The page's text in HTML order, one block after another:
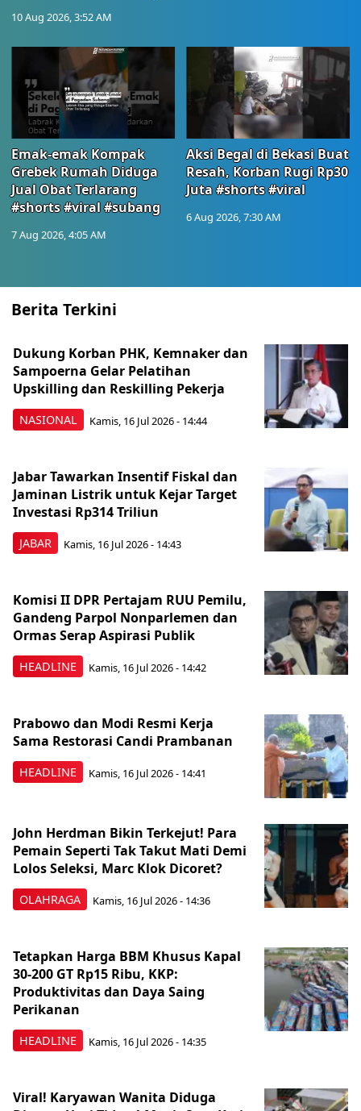
10 Aug 2026, 3:52 AM
Emak-emak Kompak
Grebek Rumah Diduga
Jual Obat Terlarang
#shorts #viral #subang
7 Aug 2026, 4:05 AM
Aksi Begal di Bekasi Buat
Resah, Korban Rugi Rp30
Juta #shorts #viral
6 Aug 2026, 7:30 AM
Berita Terkini
NASIONAL
Dukung Korban PHK, Kemnaker dan
Sampoerna Gelar Pelatihan
Upskilling dan Reskilling Pekerja
Kamis, 16 Jul 2026 - 14:44
JABAR
Jabar Tawarkan Insentif Fiskal dan
Jaminan Listrik untuk Kejar Target
Investasi Rp314 Triliun
Kamis, 16 Jul 2026 - 14:43
HEADLINE
Komisi II DPR Pertajam RUU Pemilu,
Gandeng Parpol Nonparlemen dan
Ormas Serap Aspirasi Publik
Kamis, 16 Jul 2026 - 14:42
HEADLINE
Prabowo dan Modi Resmi Kerja
Sama Restorasi Candi Prambanan
Kamis, 16 Jul 2026 - 14:41
OLAHRAGA
John Herdman Bikin Terkejut! Para
Pemain Seperti Tak Takut Mati Demi
Lolos Seleksi, Marc Klok Dicoret?
Kamis, 16 Jul 2026 - 14:36
HEADLINE
Tetapkan Harga BBM Khusus Kapal
30-200 GT Rp15 Ribu, KKP:
Produktivitas dan Daya Saing
Perikanan
Kamis, 16 Jul 2026 - 14:35
Viral! Karyawan Wanita Diduga